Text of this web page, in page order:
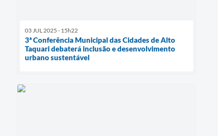
03 JUL 2025 - 15h22
3ª Conferência Municipal das Cidades de Alto
Taquari debaterá inclusão e desenvolvimento
urbano sustentável